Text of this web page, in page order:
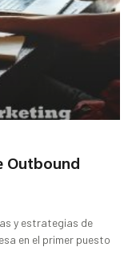
Outbound
y estrategias de
en el primer puesto